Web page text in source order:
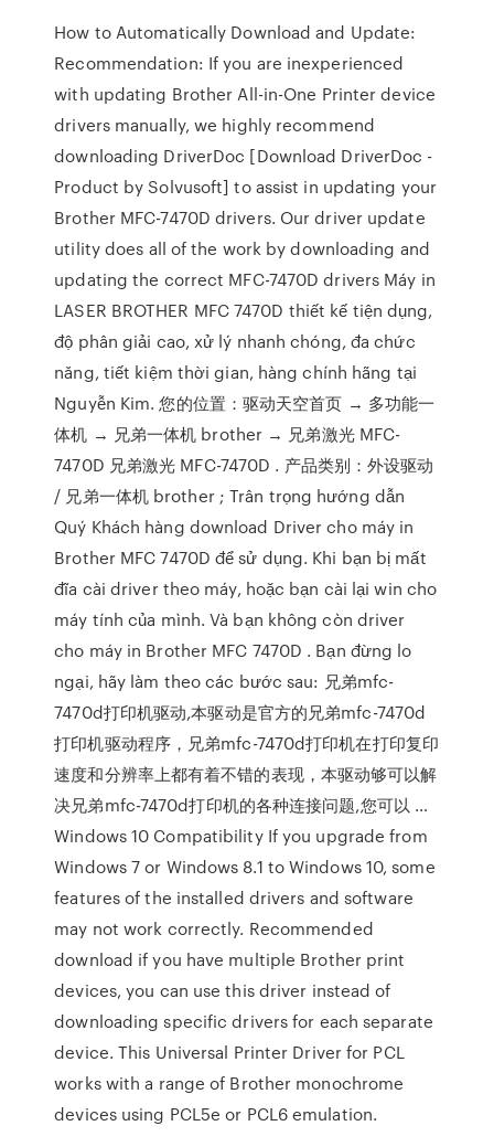
How to Automatically Download and Update:
Recommendation: If you are inexperienced
with updating Brother All-in-One Printer device
drivers manually, we highly recommend
downloading DriverDoc [Download DriverDoc -
Product by Solvusoft] to assist in updating your
Brother MFC-7470D drivers. Our driver update
utility does all of the work by downloading and
updating the correct MFC-7470D drivers Máy in
LASER BROTHER MFC 7470D thiết kế tiện dụng,
độ phân giải cao, xử lý nhanh chóng, đa chức
năng, tiết kiệm thời gian, hàng chính hãng tại
Nguyễn Kim. 您的位置：驱动天空首页 → 多功能一
体机 → 兄弟一体机 brother → 兄弟激光 MFC-
7470D 兄弟激光 MFC-7470D . 产品类别：外设驱动
/ 兄弟一体机 brother ; Trân trọng hướng dẫn
Quý Khách hàng download Driver cho máy in
Brother MFC 7470D để sử dụng. Khi bạn bị mất
đĩa cài driver theo máy, hoặc bạn cài lại win cho
máy tính của mình. Và bạn không còn driver
cho máy in Brother MFC 7470D . Bạn đừng lo
ngại, hãy làm theo các bước sau: 兄弟mfc-
7470d打印机驱动,本驱动是官方的兄弟mfc-7470d
打印机驱动程序，兄弟mfc-7470d打印机在打印复印
速度和分辨率上都有着不错的表现，本驱动够可以解
决兄弟mfc-7470d打印机的各种连接问题,您可以 …
Windows 10 Compatibility If you upgrade from
Windows 7 or Windows 8.1 to Windows 10, some
features of the installed drivers and software
may not work correctly. Recommended
download if you have multiple Brother print
devices, you can use this driver instead of
downloading specific drivers for each separate
device. This Universal Printer Driver for PCL
works with a range of Brother monochrome
devices using PCL5e or PCL6 emulation.